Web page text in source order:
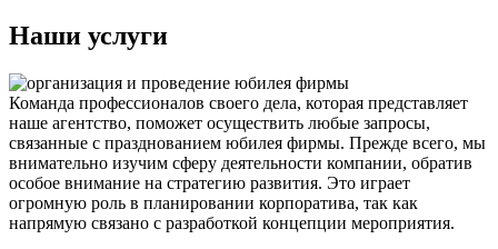
Наши услуги
Команда профессионалов своего дела, которая представляет
наше агентство, поможет осуществить любые запросы,
связанные с празднованием юбилея фирмы. Прежде всего, мы
внимательно изучим сферу деятельности компании, обратив
особое внимание на стратегию развития. Это играет
огромную роль в планировании корпоратива, так как
напрямую связано с разработкой концепции мероприятия.